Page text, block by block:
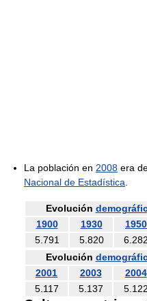
La población en 2008 era
Nacional de Estadística
Evolución
1900
1930 1950
5.791
5.820 6.282
Evolución
2001
2003 2004
5.117
5.137 5.122